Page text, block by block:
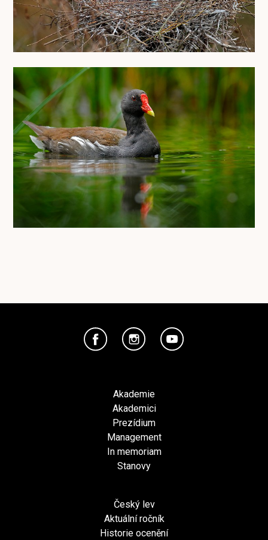
Akademie
Akademici
Prezídium
Management
In memoriam
Stanovy
Český lev
Aktuální ročník
Historie ocenění